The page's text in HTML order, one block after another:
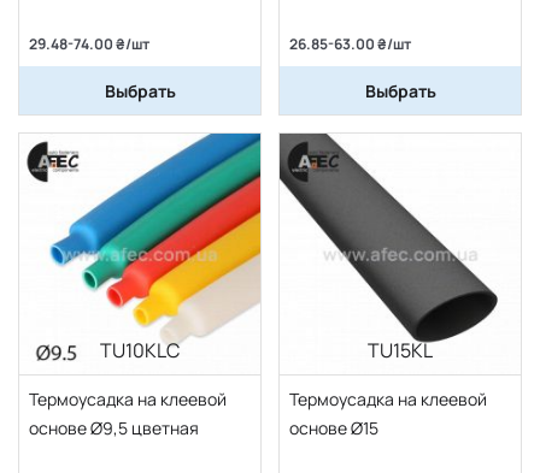
29.48-74.00 ₴/шт
Выбрать
26.85-63.00 ₴/шт
Выбрать
TU10KLC
Термоусадка на клеевой
основе Ø9,5 цветная
TU15KL
Термоусадка на клеевой
основе Ø15